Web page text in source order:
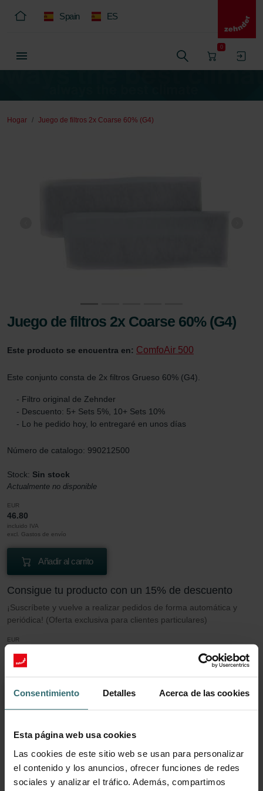
Consentimiento Detalles Acerca de las cookies
Esta página web usa cookies
Las cookies de este sitio web se usan para personalizar
el contenido y los anuncios, ofrecer funciones de redes
sociales y analizar el tráfico. Además, compartimos
Spain ES
0
Hogar Juego de filtros 2x Coarse 60% (G4)
Juego de filtros 2x Coarse 60% (G4)
Este producto se encuentra en: ComfoAir 500
Este conjunto consta de 2x filtros Grueso 60% (G4).
- Filtro original de Zehnder
- Descuento: 5+ Sets 5%, 10+ Sets 10%
- Lo he pedido hoy, lo entregaré en unos días
Número de catalogo: 990212500
Stock: Sin stock
Actualmente no disponible
EUR
46.80
incluido IVA
excl. Gastos de envío
Añadir al carrito
Consigue tu producto con un 15% de descuento
¡Suscríbete y vuelve a realizar pedidos de forma automática y
periódica! (Oferta exclusiva para clientes particulares)
EUR
incluido IVA
excl. Gastos de envío
Suscribir
filtros 2x Coarse 60% (G4)